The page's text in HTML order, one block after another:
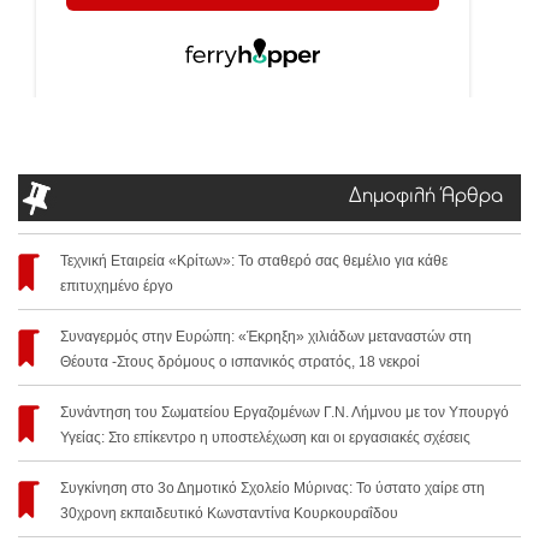
Δημοφιλή Άρθρα
Τεχνική Εταιρεία «Κρίτων»: Το σταθερό σας θεμέλιο για κάθε
επιτυχημένο έργο
Συναγερμός στην Ευρώπη: «Έκρηξη» χιλιάδων μεταναστών στη
Θέουτα -Στους δρόμους ο ισπανικός στρατός, 18 νεκροί
Συνάντηση του Σωματείου Εργαζομένων Γ.Ν. Λήμνου με τον Υπουργό
Υγείας: Στο επίκεντρο η υποστελέχωση και οι εργασιακές σχέσεις
Συγκίνηση στο 3ο Δημοτικό Σχολείο Μύρινας: Το ύστατο χαίρε στη
30χρονη εκπαιδευτικό Κωνσταντίνα Κουρκουραΐδου